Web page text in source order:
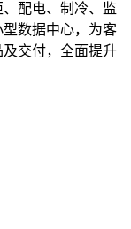
配电、制冷、监
数据中心，为客
交付，全面提升